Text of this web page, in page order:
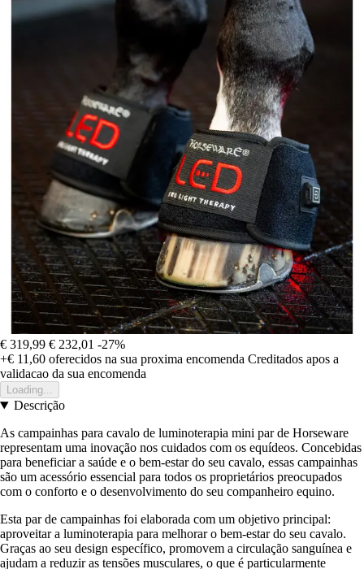
€ 319,99 € 232,01 -27%
+€ 11,60 oferecidos na sua proxima encomenda Creditados apos a
validacao da sua encomenda
Loading...
Descrição
As campainhas para cavalo de luminoterapia mini par de Horseware
representam uma inovação nos cuidados com os equídeos. Concebidas
para beneficiar a saúde e o bem-estar do seu cavalo, essas campainhas
são um acessório essencial para todos os proprietários preocupados
com o conforto e o desenvolvimento do seu companheiro equino.
Esta par de campainhas foi elaborada com um objetivo principal:
aproveitar a luminoterapia para melhorar o bem-estar do seu cavalo.
Graças ao seu design específico, promovem a circulação sanguínea e
ajudam a reduzir as tensões musculares, o que é particularmente